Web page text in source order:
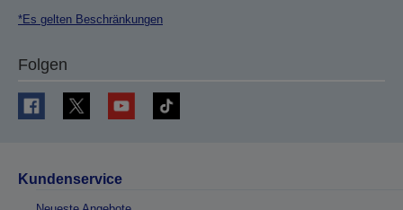
*Es gelten Beschränkungen
Folgen
Kundenservice